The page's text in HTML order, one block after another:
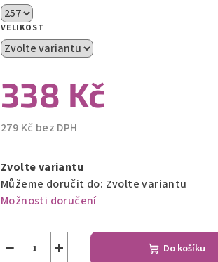
VELIKOST
338 Kč
279 Kč bez DPH
cena:
Zvolte variantu
Můžeme doručit do: Zvolte variantu
Možnosti doručení
+
− Do košíku